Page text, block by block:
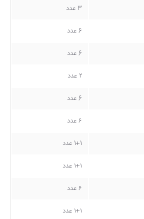
۳ عدد
6 عدد
6 عدد
۲ عدد
6 عدد
۶ عدد
1+1 عدد
۱+۱ عدد
۶ عدد
۱+۱ عدد